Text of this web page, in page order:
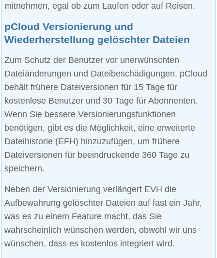
mitnehmen, egal ob zum Laufen oder auf Reisen.
pCloud Versionierung und
Wiederherstellung gelöschter Dateien
Zum Schutz der Benutzer vor unerwünschten
Dateiänderungen und Dateibeschädigungen. pCloud
behält frühere Dateiversionen für 15 Tage für
kostenlose Benutzer und 30 Tage für Abonnenten.
Wenn Sie bessere Versionierungsfunktionen
benötigen, gibt es die Möglichkeit, eine erweiterte
Dateihistorie (EFH) hinzuzufügen, um frühere
Dateiversionen für beeindruckende 360 Tage zu
speichern.
Neben der Versionierung verlängert EVH die
Aufbewahrung gelöschter Dateien auf fast ein Jahr,
was es zu einem Feature macht, das Sie
wahrscheinlich wünschen werden, obwohl wir uns
wünschen, dass es kostenlos integriert wird.